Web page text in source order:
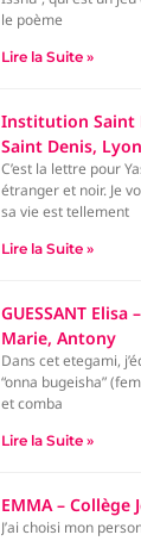
le poème
Lire la Suite »
Institution Saint
Saint Denis, Lyon
C’est la lettre pour
étranger et noir. Je
sa vie est tellement
Lire la Suite »
GUESSANT
Marie, Antony
Dans cet etegami,
“onna bugeisha”
et comba
Lire la Suite »
EMMA – Collège
J’ai choisi mon